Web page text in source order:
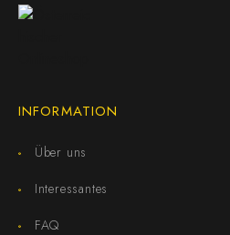
INFORMATION
Über uns
Interessantes
FAQ